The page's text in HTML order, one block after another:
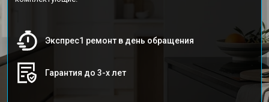
Экспрес1 ремонт в день обращения
Гарантия до 3-х лет